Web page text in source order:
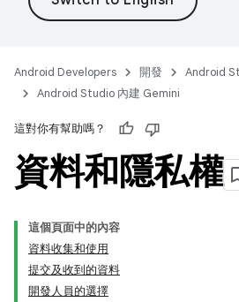
Android Developers 開發
Android
Android Studio 內建 Gemini
這對你有幫助嗎？
資料和隱私權
這個頁面中的內容
資料收集和使用
提交及收到的資料
開發人員的選擇